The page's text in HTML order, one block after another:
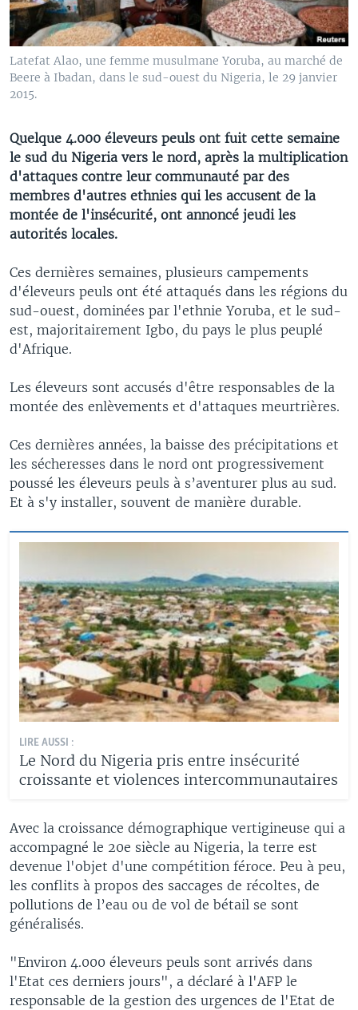
Latefat Alao, une femme musulmane Yoruba, au marché de
Beere à Ibadan, dans le sud-ouest du Nigeria, le 29 janvier
2015.
Quelque 4.000 éleveurs peuls ont fuit cette semaine
le sud du Nigeria vers le nord, après la multiplication
d'attaques contre leur communauté par des
membres d'autres ethnies qui les accusent de la
montée de l'insécurité, ont annoncé jeudi les
autorités locales.
Ces dernières semaines, plusieurs campements
d'éleveurs peuls ont été attaqués dans les régions du
sud-ouest, dominées par l'ethnie Yoruba, et le sud-
est, majoritairement Igbo, du pays le plus peuplé
d'Afrique.
Les éleveurs sont accusés d'être responsables de la
montée des enlèvements et d'attaques meurtrières.
Ces dernières années, la baisse des précipitations et
les sécheresses dans le nord ont progressivement
poussé les éleveurs peuls à s’aventurer plus au sud.
Et à s'y installer, souvent de manière durable.
LIRE AUSSI :
Le Nord du Nigeria pris entre insécurité
croissante et violences intercommunautaires
Avec la croissance démographique vertigineuse qui a
accompagné le 20e siècle au Nigeria, la terre est
devenue l'objet d'une compétition féroce. Peu à peu,
les conflits à propos des saccages de récoltes, de
pollutions de l’eau ou de vol de bétail se sont
généralisés.
"Environ 4.000 éleveurs peuls sont arrivés dans
l'Etat ces derniers jours", a déclaré à l'AFP le
responsable de la gestion des urgences de l'Etat de